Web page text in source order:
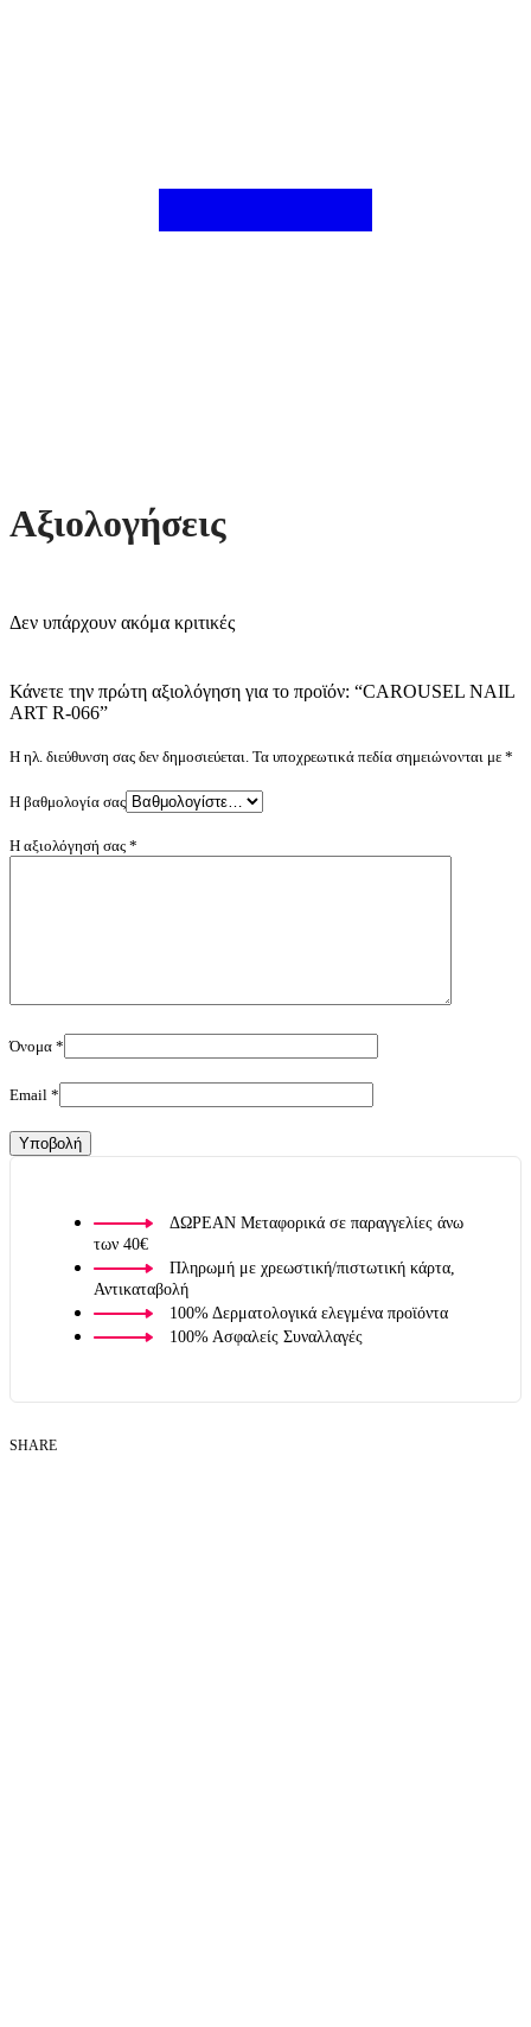
Αξιολογήσεις
Δεν υπάρχουν ακόμα κριτικές
Κάνετε την πρώτη αξιολόγηση για το προϊόν: “CAROUSEL NAIL
ART R-066”
Η ηλ. διεύθυνση σας δεν δημοσιεύεται. Τα υποχρεωτικά πεδία σημειώνονται με *
Η βαθμολογία σας
Η αξιολόγησή σας *
Όνομα *
Email *
ΔΩΡΕΑΝ Μεταφορικά σε παραγγελίες άνω
των 40€
Πληρωμή με χρεωστική/πιστωτική κάρτα,
Αντικαταβολή
100% Δερματολογικά ελεγμένα προϊόντα
100% Ασφαλείς Συναλλαγές
SHARE